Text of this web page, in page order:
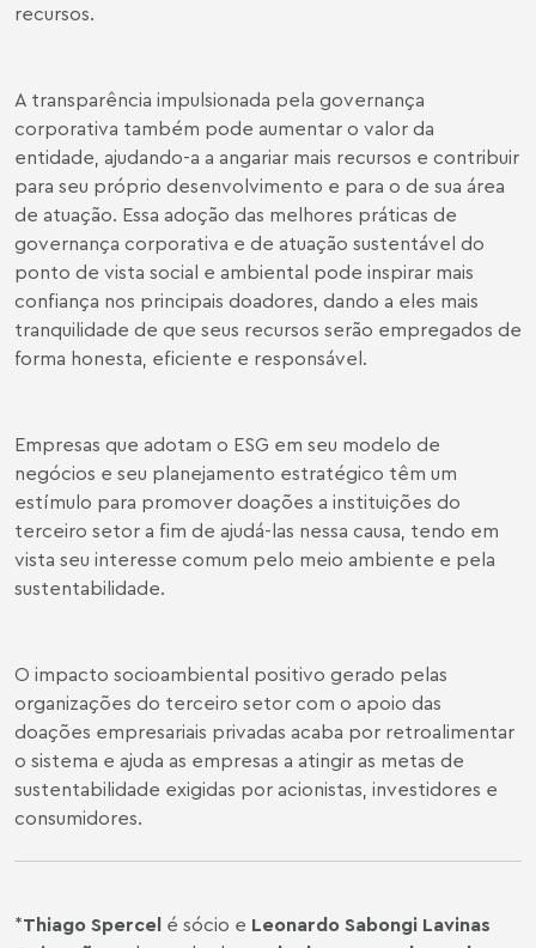
recursos.
A transparência impulsionada pela governança
corporativa também pode aumentar o valor da
entidade, ajudando-a a angariar mais recursos e contribuir
para seu próprio desenvolvimento e para o de sua área
de atuação. Essa adoção das melhores práticas de
governança corporativa e de atuação sustentável do
ponto de vista social e ambiental pode inspirar mais
confiança nos principais doadores, dando a eles mais
tranquilidade de que seus recursos serão empregados de
forma honesta, eficiente e responsável.
Empresas que adotam o ESG em seu modelo de
negócios e seu planejamento estratégico têm um
estímulo para promover doações a instituições do
terceiro setor a fim de ajudá-las nessa causa, tendo em
vista seu interesse comum pelo meio ambiente e pela
sustentabilidade.
O impacto socioambiental positivo gerado pelas
organizações do terceiro setor com o apoio das
doações empresariais privadas acaba por retroalimentar
o sistema e ajuda as empresas a atingir as metas de
sustentabilidade exigidas por acionistas, investidores e
consumidores.
*Thiago Spercel é sócio e Leonardo Sabongi Lavinas